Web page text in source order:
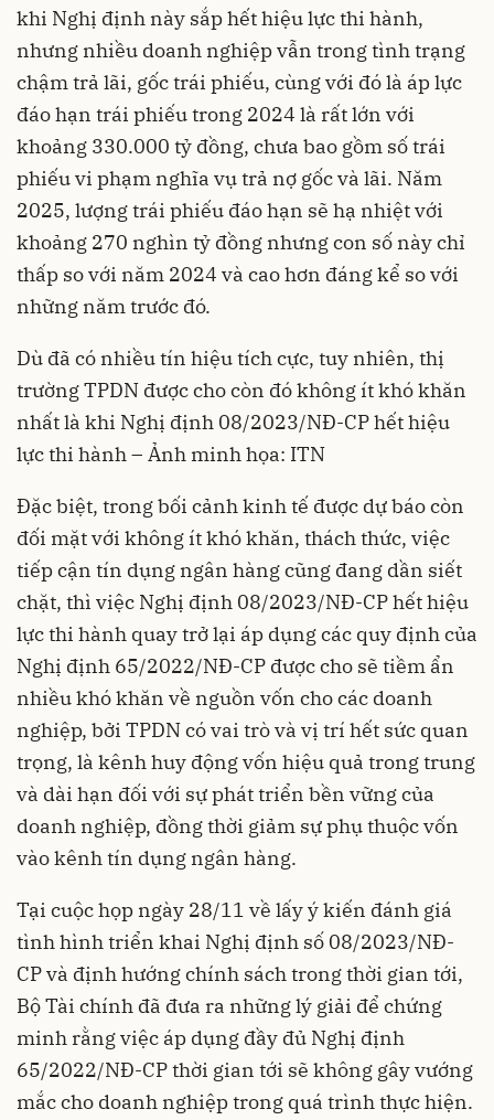
khi Nghị định này sắp hết hiệu lực thi hành,
nhưng nhiều doanh nghiệp vẫn trong tình trạng
chậm trả lãi, gốc trái phiếu, cùng với đó là áp lực
đáo hạn trái phiếu trong 2024 là rất lớn với
khoảng 330.000 tỷ đồng, chưa bao gồm số trái
phiếu vi phạm nghĩa vụ trả nợ gốc và lãi. Năm
2025, lượng trái phiếu đáo hạn sẽ hạ nhiệt với
khoảng 270 nghìn tỷ đồng nhưng con số này chỉ
thấp so với năm 2024 và cao hơn đáng kể so với
những năm trước đó.
Dù đã có nhiều tín hiệu tích cực, tuy nhiên, thị
trường TPDN được cho còn đó không ít khó khăn
nhất là khi Nghị định 08/2023/NĐ-CP hết hiệu
lực thi hành – Ảnh minh họa: ITN
Đặc biệt, trong bối cảnh kinh tế được dự báo còn
đối mặt với không ít khó khăn, thách thức, việc
tiếp cận tín dụng ngân hàng cũng đang dần siết
chặt, thì việc Nghị định 08/2023/NĐ-CP hết hiệu
lực thi hành quay trở lại áp dụng các quy định của
Nghị định 65/2022/NĐ-CP được cho sẽ tiềm ẩn
nhiều khó khăn về nguồn vốn cho các doanh
nghiệp, bởi TPDN có vai trò và vị trí hết sức quan
trọng, là kênh huy động vốn hiệu quả trong trung
và dài hạn đối với sự phát triển bền vững của
doanh nghiệp, đồng thời giảm sự phụ thuộc vốn
vào kênh tín dụng ngân hàng.
Tại cuộc họp ngày 28/11 về lấy ý kiến đánh giá
tình hình triển khai Nghị định số 08/2023/NĐ-
CP và định hướng chính sách trong thời gian tới,
Bộ Tài chính đã đưa ra những lý giải để chứng
minh rằng việc áp dụng đầy đủ Nghị định
65/2022/NĐ-CP thời gian tới sẽ không gây vướng
mắc cho doanh nghiệp trong quá trình thực hiện.